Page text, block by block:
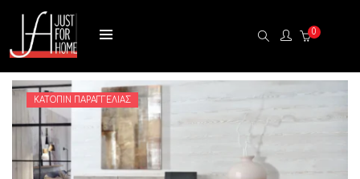
0
ΚΑΤΌΠΙΝ ΠΑΡΑΓΓΕΛΊΑΣ